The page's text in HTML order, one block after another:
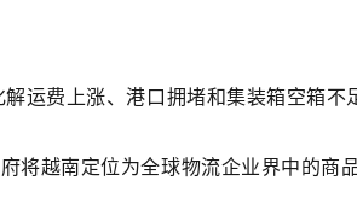
运费上涨、港口拥堵和集装箱空箱不
越南定位为全球物流企业界中的商